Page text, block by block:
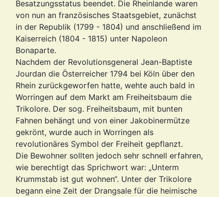
Besatzungsstatus beendet. Die Rheinlande waren
von nun an französisches Staatsgebiet, zunächst
in der Republik (1799 - 1804) und anschließend im
Kaiserreich (1804 - 1815) unter Napoleon
Bonaparte.
Nachdem der Revolutionsgeneral Jean-Baptiste
Jourdan die Österreicher 1794 bei Köln über den
Rhein zurückgeworfen hatte, wehte auch bald in
Worringen auf dem Markt am Freiheitsbaum die
Trikolore. Der sog. Freiheitsbaum, mit bunten
Fahnen behängt und von einer Jakobinermütze
gekrönt, wurde auch in Worringen als
revolutionäres Symbol der Freiheit gepflanzt.
Die Bewohner sollten jedoch sehr schnell erfahren,
wie berechtigt das Sprichwort war: „Unterm
Krummstab ist gut wohnen“. Unter der Trikolore
begann eine Zeit der Drangsale für die heimische